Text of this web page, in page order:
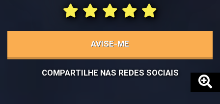
AVISE-ME
COMPARTILHE NAS REDES SOCIAIS